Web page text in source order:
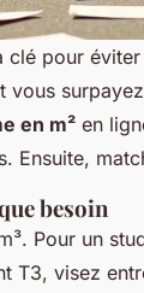
clé pour
en m² en
Ensuite,
besoin
Pour un
T3, visez